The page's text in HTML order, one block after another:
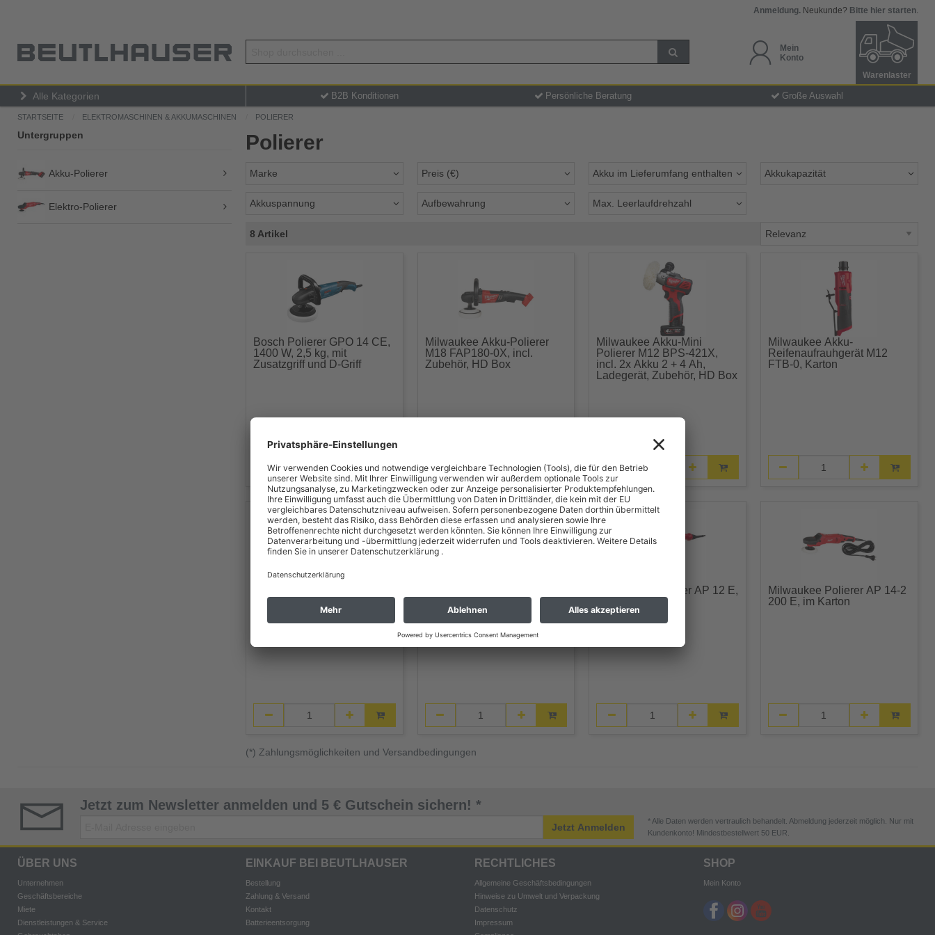
Anmeldung.Neukunde? Bitte hier starten.
Mein
Konto
Warenlaster
Alle Kategorien B2B Konditionen Persönliche Beratung Große Auswahl
STARTSEITE ELEKTROMASCHINEN & AKKUMASCHINEN POLIERER
Untergruppen
Akku-Polierer
Elektro-Polierer
Polierer
Marke Preis (€) Akku im Lieferumfang enthalten Akkukapazität
Akkuspannung Aufbewahrung Max. Leerlaufdrehzahl
8 Artikel
Bosch Polierer GPO 14 CE,
1400 W, 2,5 kg, mit
Zusatzgriff und D-Griff
Milwaukee Akku-Polierer
M18 FAP180-0X, incl.
Zubehör, HD Box
Milwaukee Akku-Mini
Polierer M12 BPS-421X,
incl. 2x Akku 2 + 4 Ah,
Ladegerät, Zubehör, HD Box
Milwaukee Akku-
Reifenaufrauhgerät M12
FTB-0, Karton
Polierer M12 BPS-0, Karton
M18 FAP180-502X, incl. 2x
Akku 5 Ah,
Schnellladegerät, Zubehör,
HD Box
Milwaukee Polierer AP 12 E,
Milwaukee Polierer AP 14-2
200 E, im Karton
(*) Zahlungsmöglichkeiten und Versandbedingungen
Jetzt zum Newsletter anmelden und 5 € Gutschein sichern! *
Jetzt Anmelden
* Alle Daten werden vertraulich behandelt. Abmeldung jederzeit möglich. Nur mit
Kundenkonto! Mindestbestellwert 50 EUR.
ÜBER UNS
Unternehmen
Geschäftsbereiche
Miete
Dienstleistungen & Service
EINKAUF BEI BEUTLHAUSER
Bestellung
Zahlung & Versand
Kontakt
Batterieentsorgung
RECHTLICHES
Allgemeine Geschäftsbedingungen
Hinweise zu Umwelt und Verpackung
Datenschutz
Impressum
SHOP
Mein Konto